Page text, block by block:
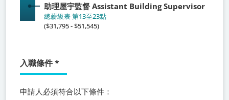
助理屋宇監督 Assistant Building Supervisor
總薪級表 第13至23點
($31,795 - $51,545)
入職條件*
申請人必須符合以下條件：